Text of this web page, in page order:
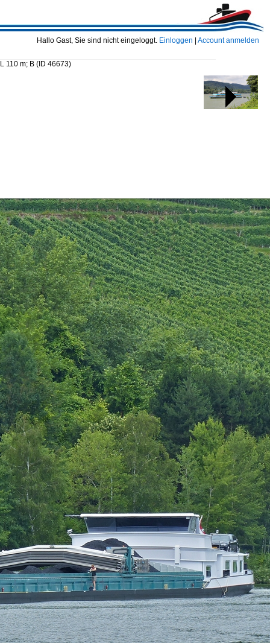
Hallo Gast, Sie sind nicht eingeloggt. Einloggen Account anmelden
110 m; B (ID 46673)